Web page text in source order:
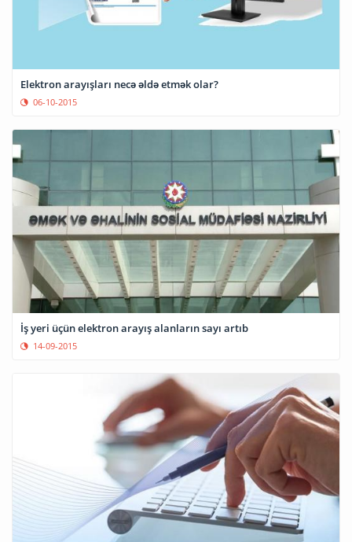
Elektron arayışları necə əldə etmək olar?
06-10-2015
İş yeri üçün elektron arayış alanların sayı artıb
14-09-2015